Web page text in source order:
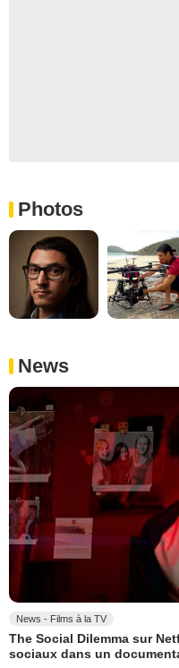
Photos
News
News - Films à la TV
The Social Dilemma sur
sociaux dans un